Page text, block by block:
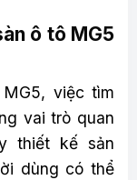
ô tô MG5
việc tìm
vai trò quan
thiết kế sản
dùng có thể